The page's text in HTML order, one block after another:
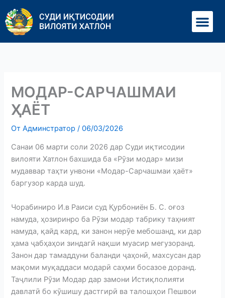
содержимому
МОДАР-САРЧАШМАИ
ҲАЁТ
ОтАдминстратор/06/03/2026
Санаи 06 марти соли 2026 дар Суди иқтисодии
вилояти Хатлон бахшида ба «Рӯзи модар» мизи
мудаввар таҳти унвони «Модар-Сарчашмаи ҳаёт»
баргузор карда шуд.
Чорабиниро И.в Раиси суд Қурбониён Б. С. оғоз
намуда, ҳозиринро ба Рӯзи модар табрику таҳният
намуда, қайд кард, ки занон нерӯе мебошанд, ки дар
ҳама ҷабҳаҳои зиндагӣ нақши муасир мегузоранд.
Занон дар тамаддуни баланди ҷаҳонӣ, махсусан дар
мақоми муқаддаси модарӣ саҳми босазое доранд.
Таҷлили Рӯзи Модар дар замони Истиқлолияти
давлатӣ бо кӯшишу дастгирӣ ва талошҳои Пешвои